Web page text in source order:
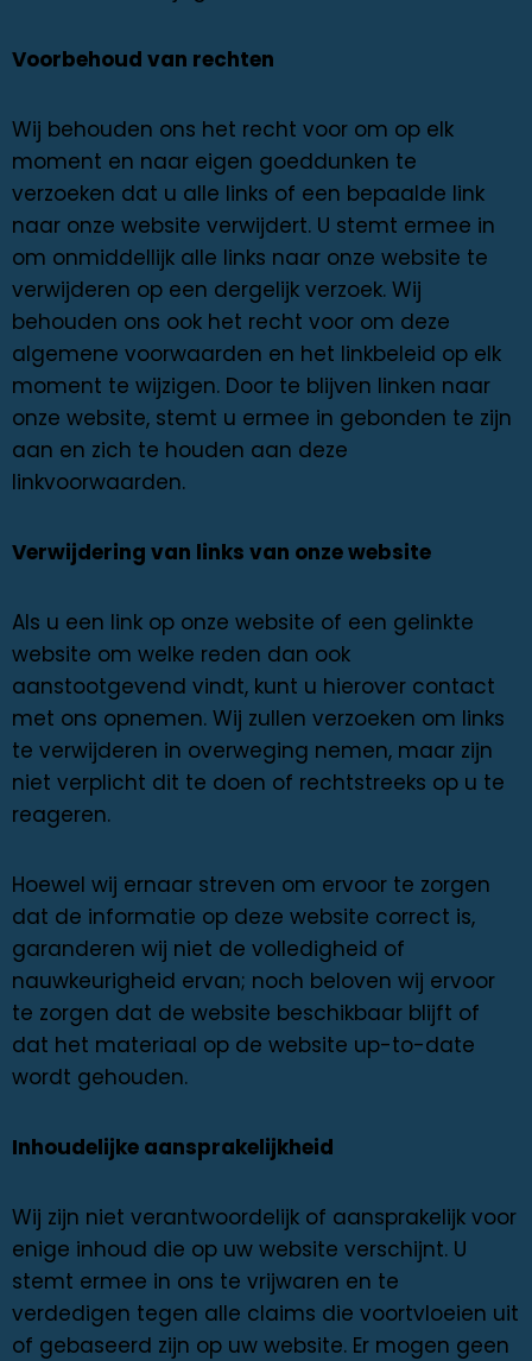
Voorbehoud van rechten
Wij behouden ons het recht voor om op elk
moment en naar eigen goeddunken te
verzoeken dat u alle links of een bepaalde link
naar onze website verwijdert. U stemt ermee in
om onmiddellijk alle links naar onze website te
verwijderen op een dergelijk verzoek. Wij
behouden ons ook het recht voor om deze
algemene voorwaarden en het linkbeleid op elk
moment te wijzigen. Door te blijven linken naar
onze website, stemt u ermee in gebonden te zijn
aan en zich te houden aan deze
linkvoorwaarden.
Verwijdering van links van onze website
Als u een link op onze website of een gelinkte
website om welke reden dan ook
aanstootgevend vindt, kunt u hierover contact
met ons opnemen. Wij zullen verzoeken om links
te verwijderen in overweging nemen, maar zijn
niet verplicht dit te doen of rechtstreeks op u te
reageren.
Hoewel wij ernaar streven om ervoor te zorgen
dat de informatie op deze website correct is,
garanderen wij niet de volledigheid of
nauwkeurigheid ervan; noch beloven wij ervoor
te zorgen dat de website beschikbaar blijft of
dat het materiaal op de website up-to-date
wordt gehouden.
Inhoudelijke aansprakelijkheid
Wij zijn niet verantwoordelijk of aansprakelijk voor
enige inhoud die op uw website verschijnt. U
stemt ermee in ons te vrijwaren en te
verdedigen tegen alle claims die voortvloeien uit
of gebaseerd zijn op uw website. Er mogen geen